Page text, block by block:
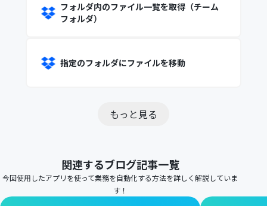
フォルダ内のファイル一覧を取得（チーム
フォルダ）
指定のフォルダにファイルを移動
もっと見る
関連するブログ記事一覧
今回使用したアプリを使って業務を自動化する方法を詳しく解説していま
す！